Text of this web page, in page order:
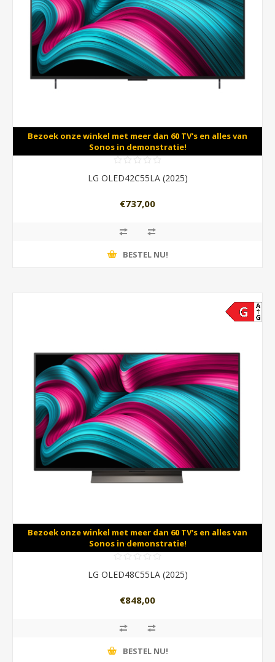
Bezoek onze winkel met meer dan 60 TV's en alles van
Sonos in demonstratie!
LG OLED42C55LA (2025)
€737,00
BESTEL NU!
Bezoek onze winkel met meer dan 60 TV's en alles van
Sonos in demonstratie!
LG OLED48C55LA (2025)
€848,00
BESTEL NU!